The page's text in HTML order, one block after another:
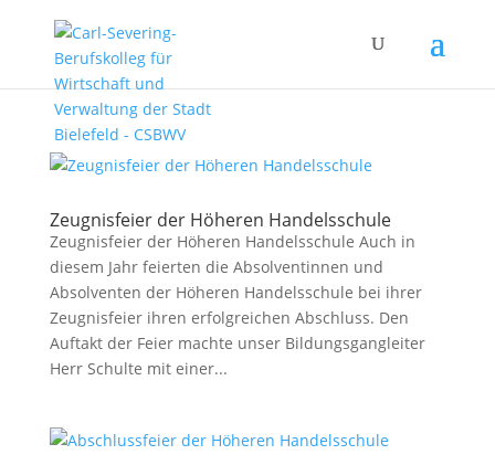
Zeugnisfeier der Höheren Handelsschule
Zeugnisfeier der Höheren Handelsschule Auch in
diesem Jahr feierten die Absolventinnen und
Absolventen der Höheren Handelsschule bei ihrer
Zeugnisfeier ihren erfolgreichen Abschluss. Den
Auftakt der Feier machte unser Bildungsgangleiter
Herr Schulte mit einer...